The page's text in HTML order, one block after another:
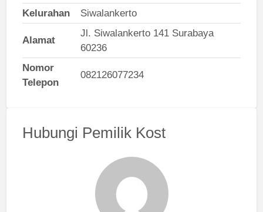
Kelurahan
Siwalankerto
Alamat
Jl. Siwalankerto 141 Surabaya
60236
Nomor
Telepon
082126077234
Hubungi Pemilik Kost